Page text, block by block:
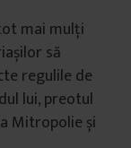
mai mulți
să
regulile de
lui, preotul
Mitropolie și